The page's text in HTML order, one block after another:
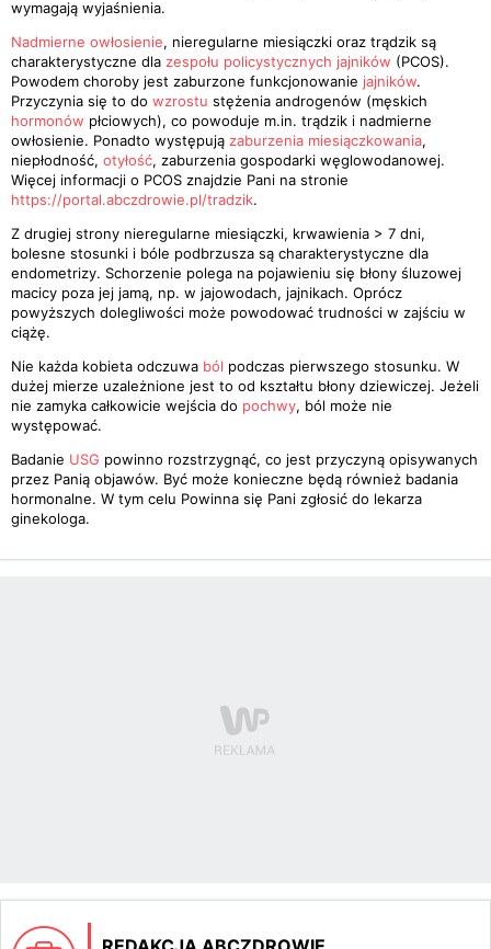
wymagają wyjaśnienia.
Nadmierne owłosienie, nieregularne miesiączki oraz trądzik są
charakterystyczne dla zespołu policystycznych jajników (PCOS).
Powodem choroby jest zaburzone funkcjonowanie jajników.
Przyczynia się to do wzrostu stężenia androgenów (męskich
hormonów płciowych), co powoduje m.in. trądzik i nadmierne
owłosienie. Ponadto występują zaburzenia miesiączkowania,
niepłodność, otyłość, zaburzenia gospodarki węglowodanowej.
Więcej informacji o PCOS znajdzie Pani na stronie
https://portal.abczdrowie.pl/tradzik.
Z drugiej strony nieregularne miesiączki, krwawienia > 7 dni,
bolesne stosunki i bóle podbrzusza są charakterystyczne dla
endometrizy. Schorzenie polega na pojawieniu się błony śluzowej
macicy poza jej jamą, np. w jajowodach, jajnikach. Oprócz
powyższych dolegliwości może powodować trudności w zajściu w
ciążę.
Nie każda kobieta odczuwa ból podczas pierwszego stosunku. W
dużej mierze uzależnione jest to od kształtu błony dziewiczej. Jeżeli
nie zamyka całkowicie wejścia do pochwy, ból może nie
występować.
Badanie USG powinno rozstrzygnąć, co jest przyczyną opisywanych
przez Panią objawów. Być może konieczne będą również badania
hormonalne. W tym celu Powinna się Pani zgłosić do lekarza
ginekologa.